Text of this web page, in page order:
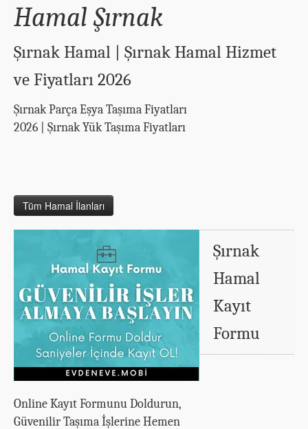
Hamal Şırnak
Şırnak Hamal | Şırnak Hamal Hizmet
ve Fiyatları 2026
Şırnak Parça Eşya Taşıma Fiyatları
2026 | Şırnak Yük Taşıma Fiyatları
Tüm Hamal İlanları
Şırnak
Hamal
Kayıt
Formu
Online Kayıt Formunu Doldurun,
Güvenilir Taşıma İşlerine Hemen